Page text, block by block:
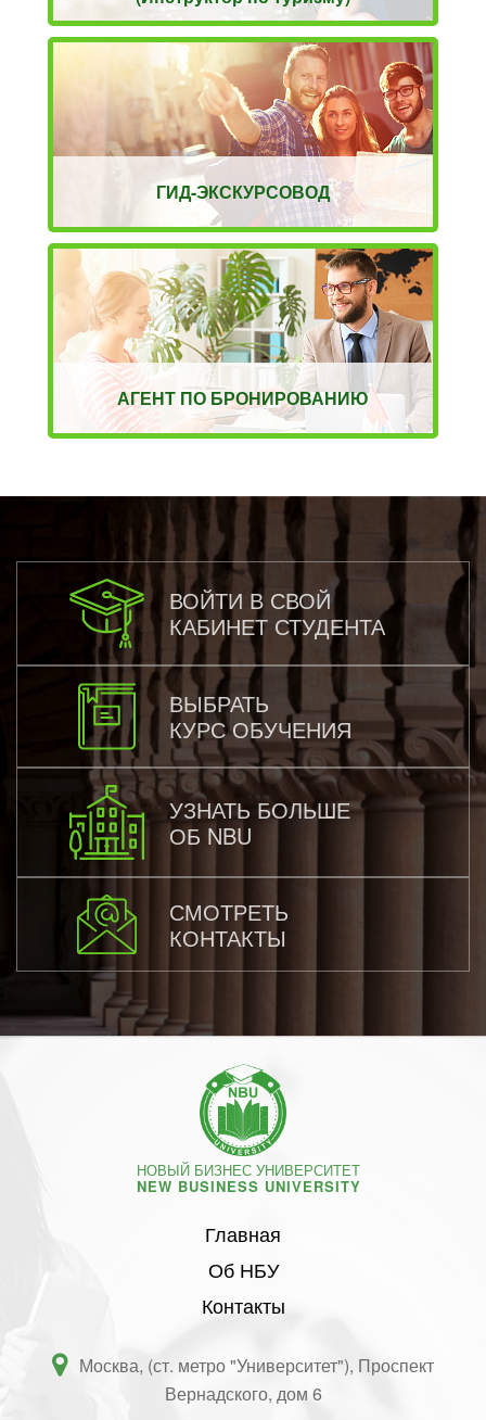
ГИД-ЭКСКУРСОВОД
АГЕНТ ПО БРОНИРОВАНИЮ
ВОЙТИ В СВОЙ
КАБИНЕТ СТУДЕНТА
ВЫБРАТЬ
КУРС ОБУЧЕНИЯ
УЗНАТЬ БОЛЬШЕ
ОБ NBU
СМОТРЕТЬ
КОНТАКТЫ
НОВЫЙ БИЗНЕС УНИВЕРСИТЕТ
NEW BUSINESS UNIVERSITY
Главная
Об НБУ
Контакты
Москва, (ст. метро "Университет"), Проспект
Вернадского, дом 6